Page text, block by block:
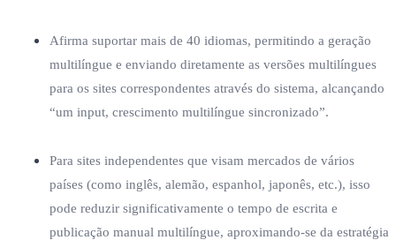
Afirma suportar mais de 40 idiomas, permitindo a geração
multilíngue e enviando diretamente as versões multilíngues
para os sites correspondentes através do sistema, alcançando
“um input, crescimento multilíngue sincronizado”.
Para sites independentes que visam mercados de vários
países (como inglês, alemão, espanhol, japonês, etc.), isso
pode reduzir significativamente o tempo de escrita e
publicação manual multilíngue, aproximando-se da estratégia